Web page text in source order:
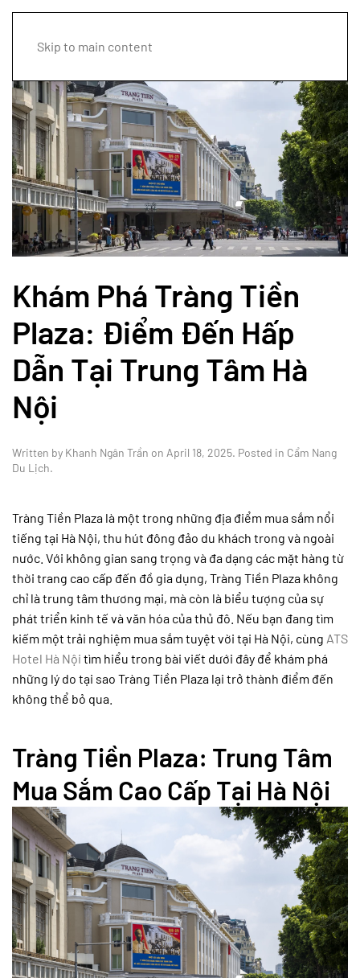
Skip to main content
Khám Phá Tràng Tiền
Plaza: Điểm Đến Hấp
Dẫn Tại Trung Tâm Hà
Nội
Written by Khanh Ngân Trần on April 18, 2025. Posted in Cẩm Nang
Du Lịch.
Tràng Tiền Plaza là một trong những địa điểm mua sắm nổi
tiếng tại Hà Nội, thu hút đông đảo du khách trong và ngoài
nước. Với không gian sang trọng và đa dạng các mặt hàng từ
thời trang cao cấp đến đồ gia dụng, Tràng Tiền Plaza không
chỉ là trung tâm thương mại, mà còn là biểu tượng của sự
phát triển kinh tế và văn hóa của thủ đô. Nếu bạn đang tìm
kiếm một trải nghiệm mua sắm tuyệt vời tại Hà Nội, cùng ATS
Hotel Hà Nội tìm hiểu trong bài viết dưới đây để khám phá
những lý do tại sao Tràng Tiền Plaza lại trở thành điểm đến
không thể bỏ qua.
Tràng Tiền Plaza: Trung Tâm
Mua Sắm Cao Cấp Tại Hà Nội